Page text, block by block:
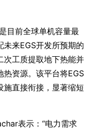
目前全球单机容量最
来EGS开发所预期的
次工质提取地下热能并
资源。该平台将EGS
施直接衔接，显著缩短
表示：“电力需求